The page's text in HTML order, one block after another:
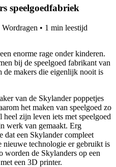
speelgoedfabriek
• 1 min leestijd
enorme rage onder kinderen.
bij de speelgoed fabrikant van
de makers die eigenlijk nooit is
van de Skylander poppetjes
het maken van speelgoed zo
zijn leven iets met speelgoed
werk van gemaakt. Erg
dat een Skylander compleet
technologie er gebruikt is
de Skylanders op een
een 3D printer.